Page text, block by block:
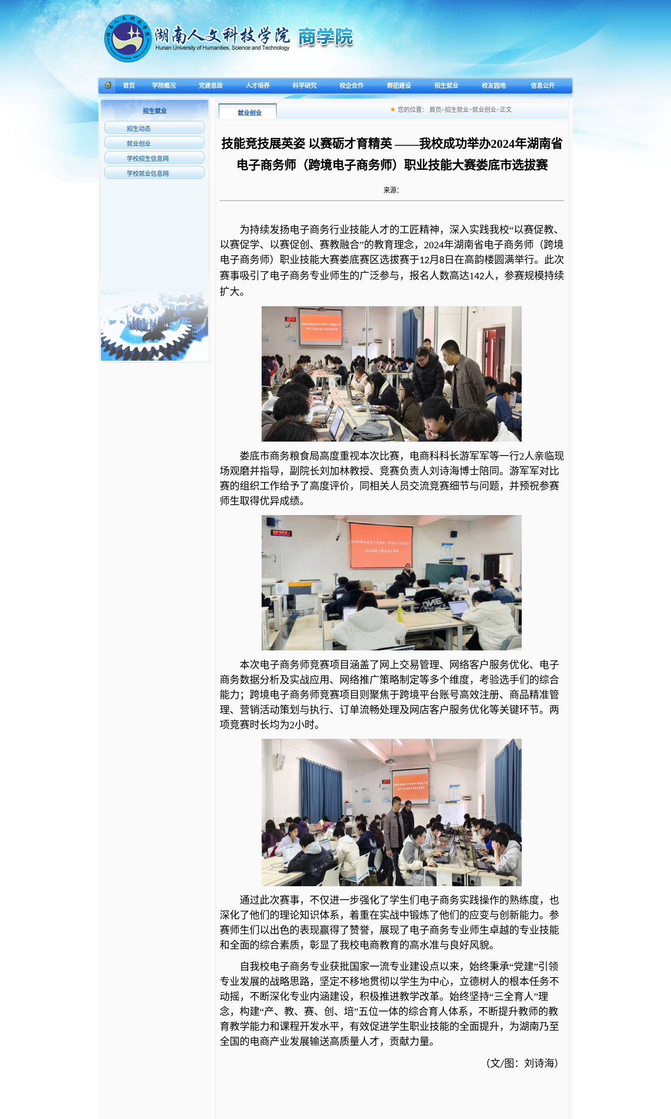
首页 学院概况 党建思政 人才培养 科学研究 校企合作 群团建设 招生就业 校友园地 信息公开
招生就业
招生动态
就业创业
学校招生信息网
学校就业信息网
就业创业 您的位置： 首页>招生就业>就业创业>正文
技能竞技展英姿 以赛砺才育精英 ——我校成功举办2024年湖南省
电子商务师（跨境电子商务师）职业技能大赛娄底市选拔赛
来源：
为持续发扬电子商务行业技能人才的工匠精神，深入实践我校“以赛促教、
以赛促学、以赛促创、赛教融合”的教育理念，2024年湖南省电子商务师（跨境
电子商务师）职业技能大赛娄底赛区选拔赛于12月 8日在高韵楼圆满举行。此次
赛事吸引了电子商务专业师生的广泛参与，报名人数高达142人， 参赛规模持续
扩大。
娄底市商务粮食局高度重视本次比赛，电商科科长游军军等一行2人亲临现
场观磨并指导，副院长刘加林教授、竞赛负责人刘诗海博士陪同。 游军军对比
赛的组织工作给予了高度评价，同相关人员交流竞赛细节与问题，并预祝参赛
师生取得优异成绩。
本次电子商务师竞赛项目涵盖了网上交易管理、网络客户服务优化、电子
商务数据分析及实战应用、网络推广策略制定等多个维度，考验选手们的综合
能力；跨境电子商务师竞赛项目则聚焦于跨境平台账号高效注册、商品精准管
理、营销活动策划与执行、订单流畅处理及网店客户服务优化等关键环节。 两
项竞赛时长均为2小时。
通过此次赛事，不仅进一步强化了学生们电子商务实践操作的熟练度，也
深化了他们的理论知识体系，着重在实战中锻炼了他们的应变与创新能力。参
赛师生们以出色的表现赢得了赞誉，展现了电子商务专业师生卓越的专业技能
和全面的综合素质，彰显了我校电商教育的高水准与良好风貌。
自我校电子商务专业获批国家一流专业建设点以来，始终秉承“党建”引领
专业发展的战略思路，坚定不移地贯彻以学生为中心，立德树人的根本任务不
动摇，不断深化专业内涵建设，积极推进教学改革。 始终坚持“三全育人”理
念，构建“产、教、赛、创、培”五位一体的综合育人体系，不断提升教师的教
育教学能力和课程开发水平，有效促进学生职业技能的全面提升，为湖南乃至
全国的电商产业发展输送高质量人才，贡献力量。
（文/图： 刘诗海）